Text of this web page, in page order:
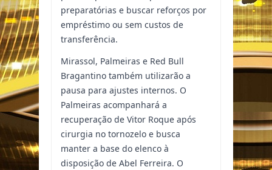
preparatórias e buscar reforços por
empréstimo ou sem custos de
transferência.
Mirassol, Palmeiras e Red Bull
Bragantino também utilizarão a
pausa para ajustes internos. O
Palmeiras acompanhará a
recuperação de Vitor Roque após
cirurgia no tornozelo e busca
manter a base do elenco à
disposição de Abel Ferreira. O